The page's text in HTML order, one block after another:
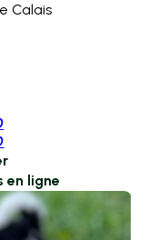
Calais
en ligne